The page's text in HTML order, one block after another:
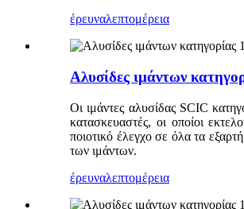
έρευναλεπτομέρεια
Αλυσίδες ιμάντων
Οι ιμάντες αλυσίδας SCIC
κατασκευαστές, οι οποίοι
ποιοτικό έλεγχο σε όλα τα
των ιμάντων.
έρευναλεπτομέρεια